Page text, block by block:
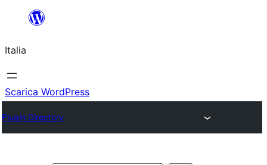
contenuto
Italia
Scarica WordPress
Plugin Directory